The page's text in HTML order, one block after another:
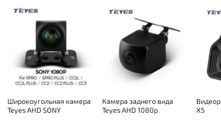
Широкоугольная камера
Teyes AHD SONY
Камера заднего вида
Teyes AHD 1080p
X5